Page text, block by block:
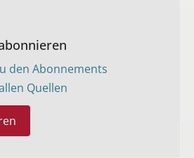
den Abonnements
Quellen